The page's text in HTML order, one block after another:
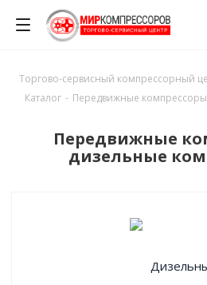
Торгово-сервисный компрессорный
Каталог - Передвижные
Передвижные
дизельные